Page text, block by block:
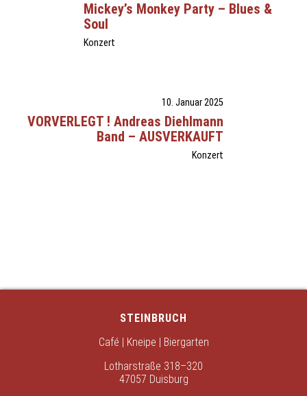
Mickey’s Monkey Party – Blues &
Soul
Konzert
10. Januar 2025
VORVERLEGT ! Andreas Diehlmann
Band – AUSVERKAUFT
Konzert
STEINBRUCH
Café | Kneipe | Biergarten
Lotharstraße 318–320
47057 Duisburg